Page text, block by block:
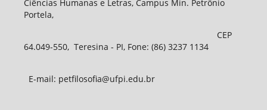
Ciências Humanas e Letras, Campus Min. Petrônio
Portela,
CEP
64.049-550, Teresina - PI, Fone: (86) 3237 1134
E-mail: petfilosofia@ufpi.edu.br